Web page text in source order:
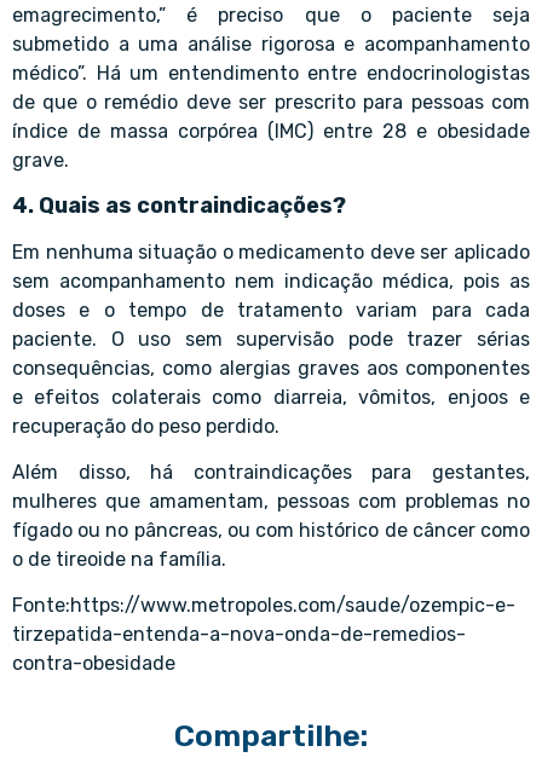
emagrecimento,” é preciso que o paciente seja
submetido a uma análise rigorosa e acompanhamento
médico”. Há um entendimento entre endocrinologistas
de que o remédio deve ser prescrito para pessoas com
índice de massa corpórea (IMC) entre 28 e obesidade
grave.
4. Quais as contraindicações?
Em nenhuma situação o medicamento deve ser aplicado
sem acompanhamento nem indicação médica, pois as
doses e o tempo de tratamento variam para cada
paciente. O uso sem supervisão pode trazer sérias
consequências, como alergias graves aos componentes
e efeitos colaterais como diarreia, vômitos, enjoos e
recuperação do peso perdido.
Além disso, há contraindicações para gestantes,
mulheres que amamentam, pessoas com problemas no
fígado ou no pâncreas, ou com histórico de câncer como
o de tireoide na família.
Fonte:https://www.metropoles.com/saude/ozempic-e-
tirzepatida-entenda-a-nova-onda-de-remedios-
contra-obesidade
Compartilhe: